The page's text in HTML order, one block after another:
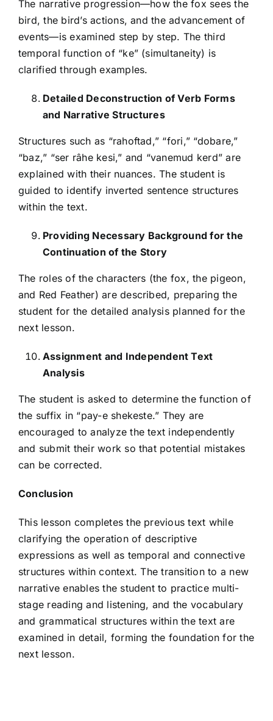
The narrative progression—how the fox sees the
bird, the bird’s actions, and the advancement of
events—is examined step by step. The third
temporal function of “ke” (simultaneity) is
clarified through examples.
Detailed Deconstruction of Verb Forms
and Narrative Structures
Structures such as “rahoftad,” “fori,” “dobare,”
“baz,” “ser râhe kesi,” and “vanemud kerd” are
explained with their nuances. The student is
guided to identify inverted sentence structures
within the text.
Providing Necessary Background for the
Continuation of the Story
The roles of the characters (the fox, the pigeon,
and Red Feather) are described, preparing the
student for the detailed analysis planned for the
next lesson.
Assignment and Independent Text
Analysis
The student is asked to determine the function of
the suffix in “pay-e shekeste.” They are
encouraged to analyze the text independently
and submit their work so that potential mistakes
can be corrected.
Conclusion
This lesson completes the previous text while
clarifying the operation of descriptive
expressions as well as temporal and connective
structures within context. The transition to a new
narrative enables the student to practice multi-
stage reading and listening, and the vocabulary
and grammatical structures within the text are
examined in detail, forming the foundation for the
next lesson.